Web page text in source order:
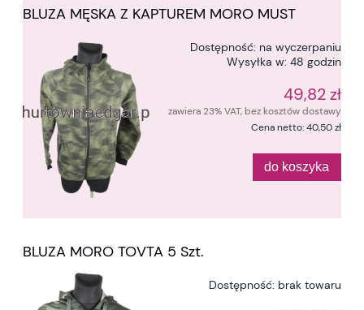
BLUZA MĘSKA Z KAPTUREM MORO MUST
Dostępność: na wyczerpaniu
Wysyłka w: 48 godzin
49,82 zł
zawiera 23% VAT, bez kosztów dostawy
Cena netto:40,50 zł
do koszyka
BLUZA MORO TOVTA 5 Szt.
Dostępność: brak towaru